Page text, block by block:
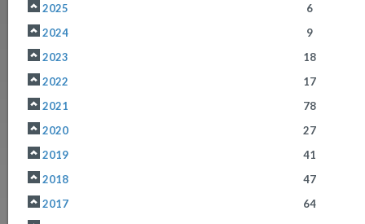
2025
6
2024
9
2023
18
2022
17
2021
78
2020
27
2019
41
2018
47
2017
64